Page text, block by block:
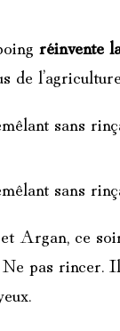
réinvente
de
sans
sans
Argan, ce
pas